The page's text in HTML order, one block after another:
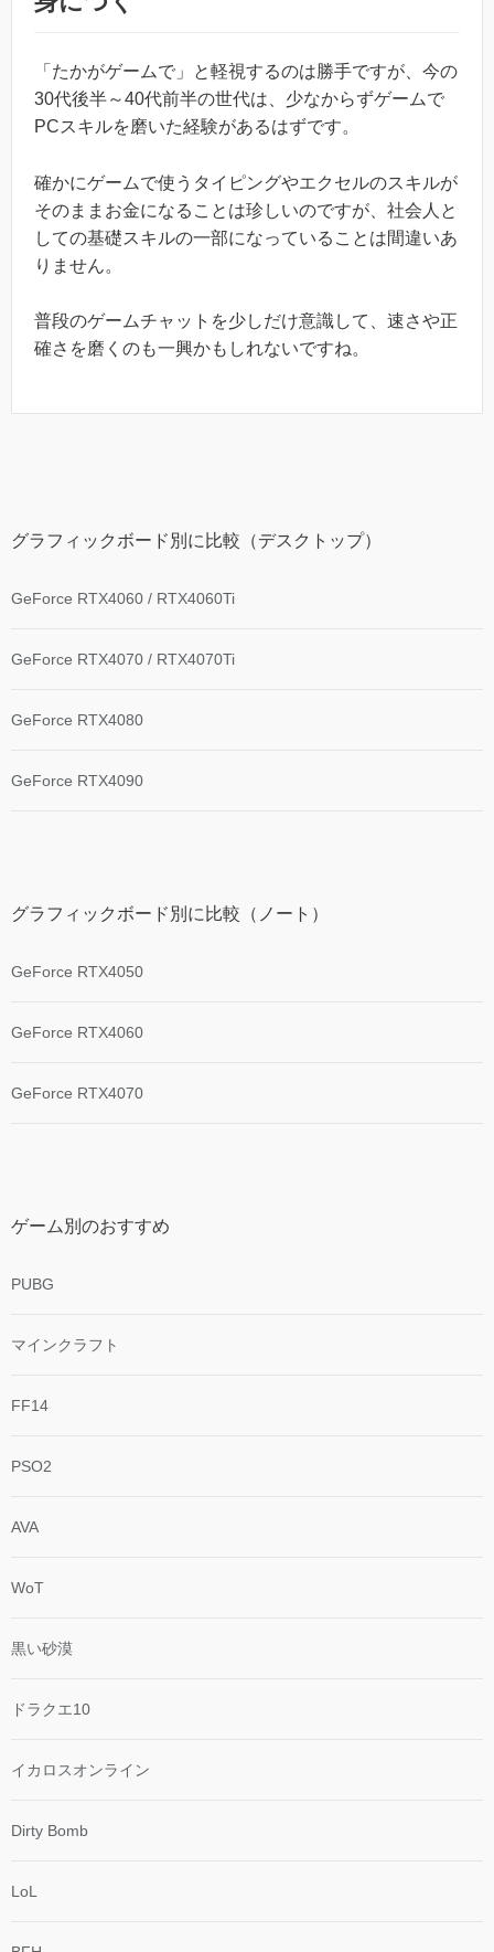
「たかがゲームで」と軽視するのは勝手ですが、今の
30代後半～40代前半の世代は、少なからずゲームで
PCスキルを磨いた経験があるはずです。
確かにゲームで使うタイピングやエクセルのスキルが
そのままお金になることは珍しいのですが、社会人と
しての基礎スキルの一部になっていることは間違いあ
りません。
普段のゲームチャットを少しだけ意識して、速さや正
確さを磨くのも一興かもしれないですね。
グラフィックボード別に比較（デスクトップ）
GeForce RTX4060 / RTX4060Ti
GeForce RTX4070 / RTX4070Ti
GeForce RTX4080
GeForce RTX4090
グラフィックボード別に比較（ノート）
GeForce RTX4050
GeForce RTX4060
GeForce RTX4070
ゲーム別のおすすめ
PUBG
マインクラフト
FF14
PSO2
AVA
WoT
黒い砂漠
ドラクエ10
イカロスオンライン
Dirty Bomb
LoL